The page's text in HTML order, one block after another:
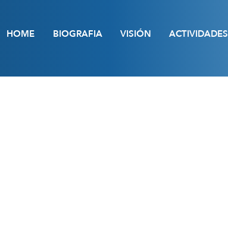
HOME BIOGRAFIA VISIÓN ACTIVIDADES